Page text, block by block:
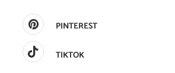
PINTEREST
TIKTOK